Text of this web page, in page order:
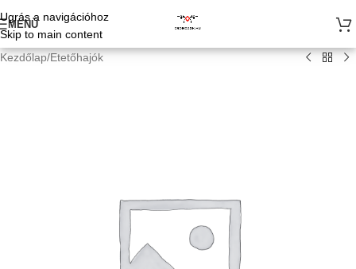
Ugrás a navigációhoz
Skip to main content
MENÜ
Kezdőlap/Etetőhajók